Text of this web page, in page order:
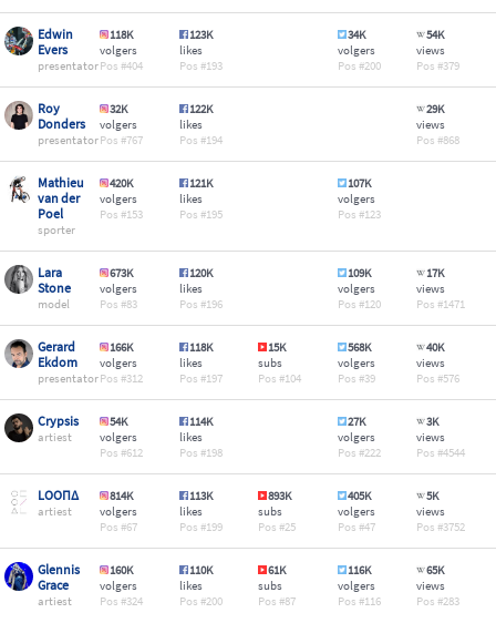
Edwin
Evers
presentator
118K
volgers
404
123K
likes
193
34K
volgers
200
54K
views
379
Roy
Donders
presentator
32K
volgers
767
122K
likes
194
29K
views
868
Mathieu
van der
Poel
sporter
420K
volgers
153
121K
likes
195
107K
volgers
123
Lara
Stone
model
673K
volgers
83
120K
likes
196
109K
volgers
120
17K
views
1471
Gerard
Ekdom
presentator
166K
volgers
312
118K
likes
197
15K
subs
104
568K
volgers
39
40K
views
576
Crypsis
artiest
54K
volgers
612
114K
likes
198
27K
volgers
222
3K
views
4544
LOOΠΔ
artiest
814K
volgers
67
113K
likes
199
893K
subs
25
405K
volgers
47
5K
views
3752
Glennis
Grace
artiest
160K
volgers
324
110K
likes
200
61K
subs
87
116K
volgers
116
65K
views
283